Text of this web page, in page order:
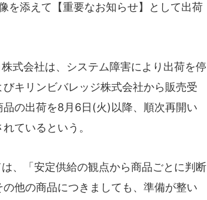
を添えて【重要なお知らせ】として出荷
式会社は、システム障害により出荷を停
キリンビバレッジ株式会社から販売受
の出荷を8月6日(火)以降、順次再開い
ているという。
、「安定供給の観点から商品ごとに判断
他の商品につきましても、準備が整い